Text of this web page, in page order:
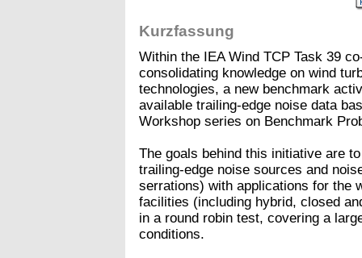
Kurzfassung
Within the IEA Wind TCP Task 39
consolidating knowledge on wind
technologies, a new benchmark
available trailing-edge noise data
Workshop series on Benchmark
The goals behind this initiative are
trailing-edge noise sources and
serrations) with applications for the
facilities (including hybrid, closed
in a round robin test, covering a
conditions.